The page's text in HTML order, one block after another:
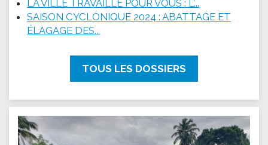
LA VILLE TRAVAILLE POUR VOUS : L'...
SAISON CYCLONIQUE 2024 : ABATTAGE ET
ÉLAGAGE DES...
TOUS LES DOSSIERS